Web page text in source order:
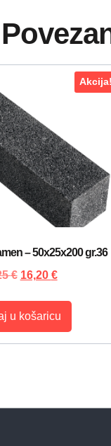
Akcija!
– 50x25x200 gr.36
€ 16,20 €
u košaricu